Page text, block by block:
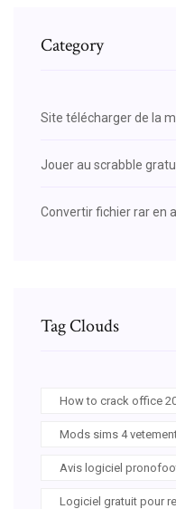
Category
Site télécharger de la
Jouer au scrabble
Convertir fichier rar en
Tag Clouds
How to crack office
Mods sims 4
Avis logiciel
Logiciel gratuit pour